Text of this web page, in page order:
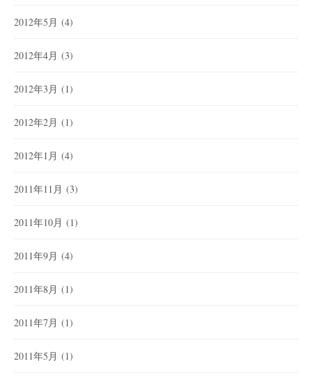
2012年5月 (4)
2012年4月 (3)
2012年3月 (1)
2012年2月 (1)
2012年1月 (4)
2011年11月 (3)
2011年10月 (1)
2011年9月 (4)
2011年8月 (1)
2011年7月 (1)
2011年5月 (1)